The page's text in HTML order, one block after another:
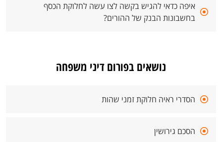
איפה כדאי להגיש בקשה לצו עשה לחלוקת הכסף
בחשבונות הבנק של ההורים?
נושאים בפורום דיני משפחה
הסדרי ראיה חלוקת זמני שהות
הסכם גירושין